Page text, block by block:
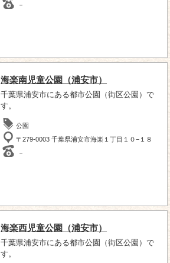
－
海楽南児童公園（浦安市）
千葉県浦安市にある都市公園（街区公園）で
す。
公園
〒279-0003 千葉県浦安市海楽１丁目１０−１８
－
海楽西児童公園（浦安市）
千葉県浦安市にある都市公園（街区公園）で
す。